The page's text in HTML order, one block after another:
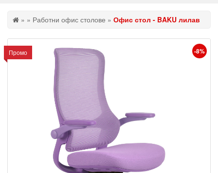
» » Работни офис столове » Офис стол - BAKU лилав
Промо -8%